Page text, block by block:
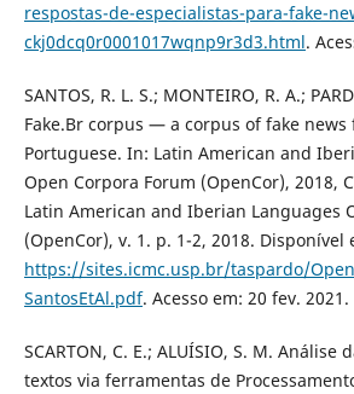
respostas-de-especialistas-para-fake-
ckj0dcq0r0001017wqnp9r3d3.html.
SANTOS, R. L. S.; MONTEIRO, R. A.;
Fake.Br corpus — a corpus of fake news
Portuguese. In: Latin American and
Open Corpora Forum (OpenCor), 2018,
Latin American and Iberian Languages
(OpenCor), v. 1. p. 1-2, 2018. Disponível
https://sites.icmc.usp.br/taspardo/
SantosEtAl.pdf. Acesso em: 20 fev. 2021.
SCARTON, C. E.; ALUÍSIO, S. M.
textos via ferramentas de